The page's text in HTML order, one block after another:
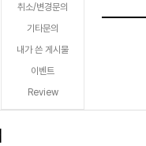
취소/변경문의
기타문의
내가 쓴 게시물
이벤트
Review